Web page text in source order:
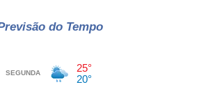
do Tempo